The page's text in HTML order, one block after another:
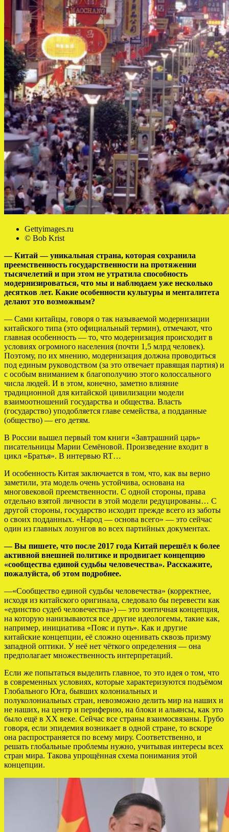
Gettyimages.ru
© Bob Krist
— Китай — уникальная страна, которая сохранила
преемственность государственности на протяжении
тысячелетий и при этом не утратила способность
модернизироваться, что мы и наблюдаем уже несколько
десятков лет. Какие особенности культуры и менталитета
делают это возможным?
— Сами китайцы, говоря о так называемой модернизации
китайского типа (это официальный термин), отмечают, что
главная особенность — то, что модернизация происходит в
условиях огромного населения (почти 1,5 млрд человек).
Поэтому, по их мнению, модернизация должна проводиться
под единым руководством (за это отвечает правящая партия) и
с особым вниманием к благополучию этого колоссального
числа людей. И в этом, конечно, заметно влияние
традиционной для китайской цивилизации модели
взаимоотношений государства и общества. Власть
(государство) уподобляется главе семейства, а подданные
(общество) — его детям.
В России вышел первый том книги «Завтрашний царь»
писательницы Марии Семёновой. Произведение входит в
цикл «Братья». В интервью RT…
И особенность Китая заключается в том, что, как вы верно
заметили, эта модель очень устойчива, основана на
многовековой преемственности. С одной стороны, права
отдельно взятой личности в этой модели редуцированы… С
другой стороны, государство исходит прежде всего из заботы
о своих подданных. «Народ — основа всего» — это сейчас
один из главных лозунгов во всех партийных документах.
— Вы пишете, что после 2017 года Китай перешёл к более
активной внешней политике и продвигает концепцию
«сообщества единой судьбы человечества». Расскажите,
пожалуйста, об этом подробнее.
—«Сообщество единой судьбы человечества» (корректнее,
исходя из китайского оригинала, следовало бы перевести как
«единство судеб человечества») — это зонтичная концепция,
на которую нанизываются все другие идеологемы, такие как,
например, инициатива «Пояс и путь». Как и другие
китайские концепции, её сложно оценивать сквозь призму
западной оптики. У неё нет чёткого определения — она
предполагает множественность интерпретаций.
Если же попытаться выделить главное, то это идея о том, что
в современных условиях, которые характеризуются подъёмом
Глобального Юга, бывших колониальных и
полуколониальных стран, невозможно делить мир на наших и
не наших, на центр и периферию, на блоки и альянсы, как это
было ещё в XX веке. Сейчас все страны взаимосвязаны. Грубо
говоря, если эпидемия возникает в одной стране, то вскоре
она распространяется по всему миру. Соответственно, и
решать глобальные проблемы нужно, учитывая интересы всех
стран мира. Такова упрощённая схема понимания этой
концепции.